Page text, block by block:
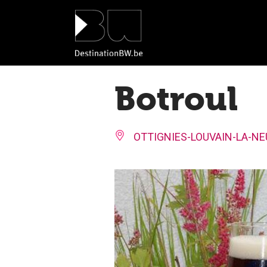
Panneau de gestion des cookies
Botroul
OTTIGNIES-LOUVAIN-LA-